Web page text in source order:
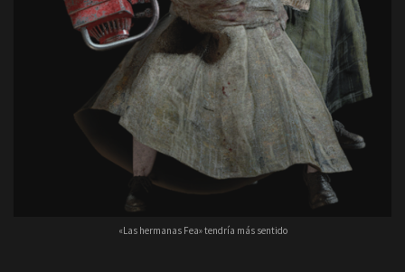
«Las hermanas Fea» tendría más sentido